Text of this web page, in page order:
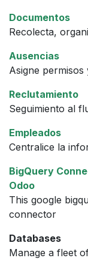
Documentos
Recolecta,
Ausencias
Asigne permisos
Reclutamiento
Seguimiento al
Empleados
Centralice la
BigQuery
Odoo
This google
connector
Databases
Manage a fleet